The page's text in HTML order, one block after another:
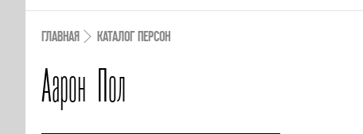
ГЛАВНАЯ КАТАЛОГ ПЕРСОН
Аарон Пол